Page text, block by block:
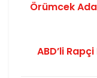
Örümcek
ABD’li